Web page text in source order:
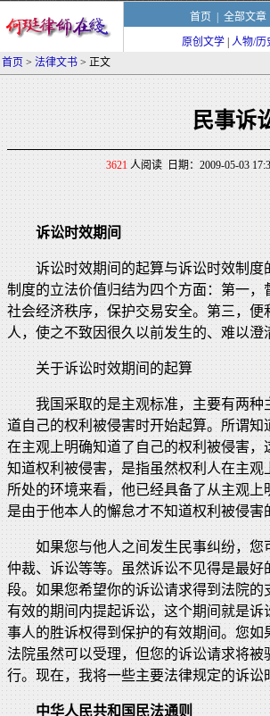
首页 全部文章
原创文学 人物/历
首页 > 法律文书> 正文
民事诉
3621 人阅读 日期：2009-05-03
诉讼时效期间
诉讼时效期间的起算与诉讼时效制
制度的立法价值归结为四个方面：第一
社会经济秩序，保护交易安全。第三，
人，使之不致因很久以前发生的、难以
关于诉讼时效期间的起算
我国采取的是主观标准，主要有两
道自己的权利被侵害时开始起算。所谓
在主观上明确知道了自己的权利被侵害
知道权利被侵害，是指虽然权利人在主
所处的环境来看，他已经具备了从主观
是由于他本人的懈怠才不知道权利被侵
如果您与他人之间发生民事纠纷，
仲裁、诉讼等等。虽然诉讼不见得是最
段。如果您希望你的诉讼请求得到法院
有效的期间内提起诉讼，这个期间就是
事人的胜诉权得到保护的有效期间。您
法院虽然可以受理，但您的诉讼请求将
行。现在，我将一些主要法律规定的诉讼
中华人民共和国民法通则